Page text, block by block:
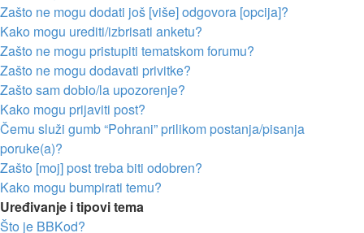
Zašto ne mogu dodati još [više] odgovora [opcija]?
Kako mogu urediti/izbrisati anketu?
Zašto ne mogu pristupiti tematskom forumu?
Zašto ne mogu dodavati privitke?
Zašto sam dobio/la upozorenje?
Kako mogu prijaviti post?
Čemu služi gumb “Pohrani” prilikom postanja/pisanja
poruke(a)?
Zašto [moj] post treba biti odobren?
Kako mogu bumpirati temu?
Uređivanje i tipovi tema
Što je BBKod?